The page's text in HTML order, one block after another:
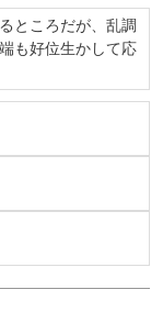
ところだが、乱調
も好位生かして応